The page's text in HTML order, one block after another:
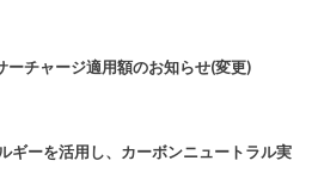
チャージ適用額のお知らせ(変更)
ギーを活用し、カーボンニュートラル実